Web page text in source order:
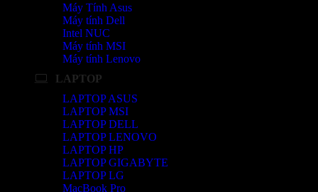
Máy Tính Asus
Máy tính Dell
Intel NUC
Máy tính MSI
Máy tính Lenovo
LAPTOP
LAPTOP ASUS
LAPTOP MSI
LAPTOP DELL
LAPTOP LENOVO
LAPTOP HP
LAPTOP GIGABYTE
LAPTOP LG
MacBook Pro